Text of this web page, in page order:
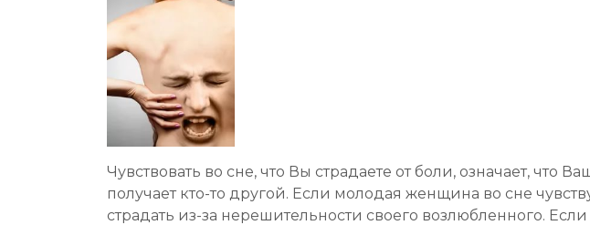
Чувствовать во сне, что Вы страдаете от боли, означает, что
получает кто-то другой. Если молодая женщина во сне
страдать из-за нерешительности своего возлюбленного.